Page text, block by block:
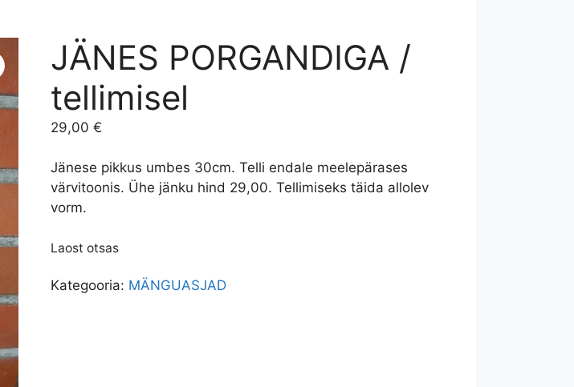
JÄNES PORGANDIGA /
tellimisel
29,00€
Jänese pikkus umbes 30cm. Telli endale meelepärases
värvitoonis. Ühe jänku hind 29,00. Tellimiseks täida allolev
vorm.
Laost otsas
Kategooria: MÄNGUASJAD